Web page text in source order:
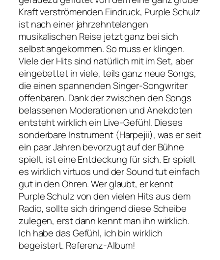
Kraft verströmenden Eindruck, Purple Schulz
ist nach einer jahrzehntelangen
musikalischen Reise jetzt ganz bei sich
selbst angekommen. So muss er klingen.
Viele der Hits sind natürlich mit im Set, aber
eingebettet in viele, teils ganz neue Songs,
die einen spannenden Singer-Songwriter
offenbaren. Dank der zwischen den Songs
belassenen Moderationen und Anekdoten
entsteht wirklich ein Live-Gefühl. Dieses
sonderbare Instrument (Harpejii), was er seit
ein paar Jahren bevorzugt auf der Bühne
spielt, ist eine Entdeckung für sich. Er spielt
es wirklich virtuos und der Sound tut einfach
gut in den Ohren. Wer glaubt, er kennt
Purple Schulz von den vielen Hits aus dem
Radio, sollte sich dringend diese Scheibe
zulegen, erst dann kennt man ihn wirklich.
Ich habe das Gefühl, ich bin wirklich
begeistert. Referenz-Album!